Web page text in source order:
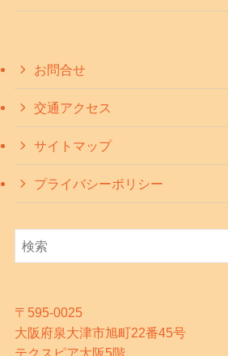
お問合せ
交通アクセス
サイトマップ
プライバシーポリシー
〒595-0025
大阪府泉大津市旭町22番45号
テクスピア大阪5階